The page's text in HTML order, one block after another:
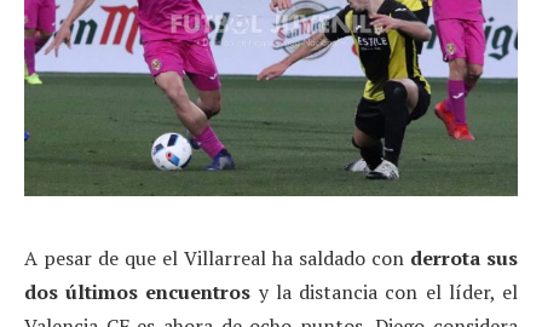
A pesar de que el Villarreal ha saldado con derrota sus
dos últimos encuentros y la distancia con el líder, el